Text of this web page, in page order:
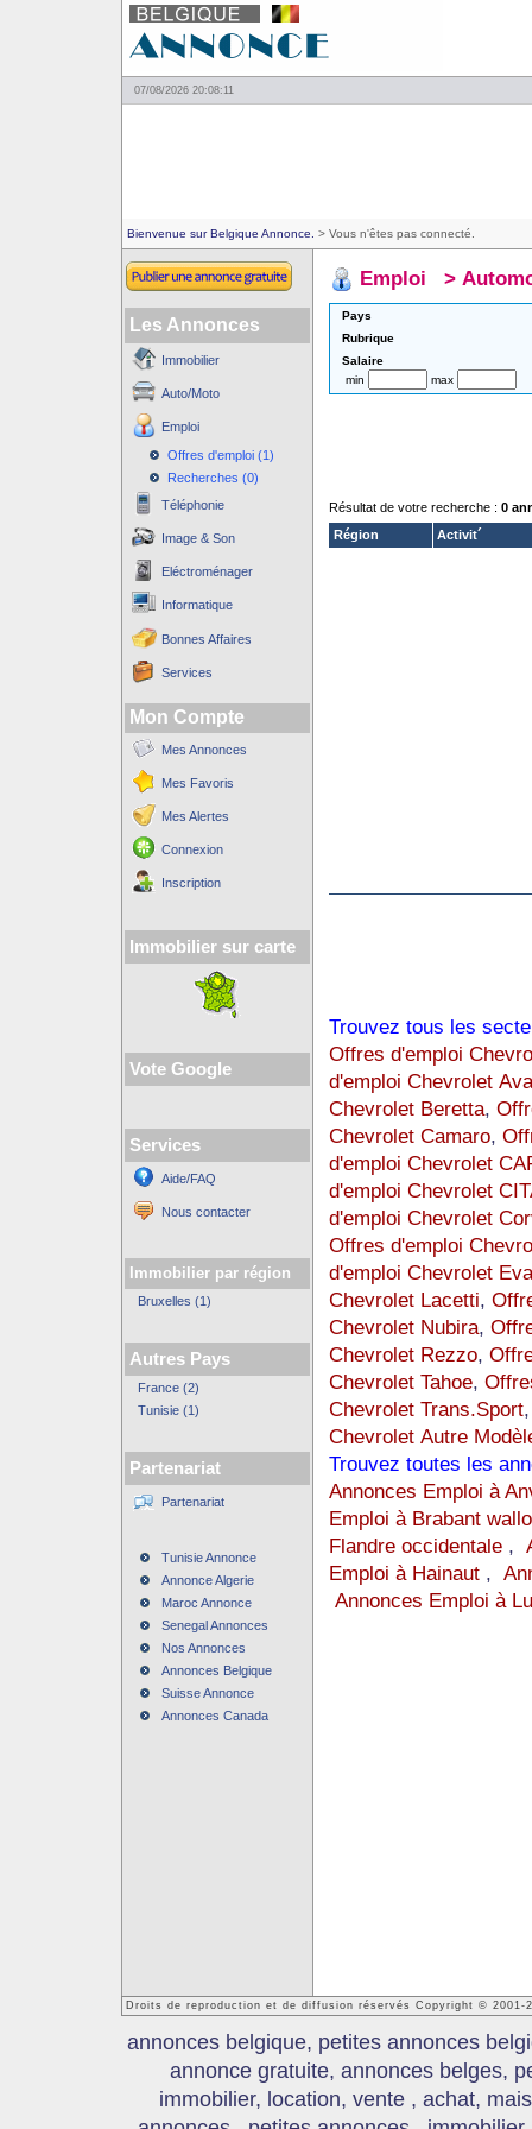
07/08/2026 20:08:11
Bienvenue sur Belgique Annonce. > Vous n'êtes pas connecté.
Les Annonces
Immobilier
Auto/Moto
Emploi
Offres d'emploi (1)
Recherches (0)
Téléphonie
Image & Son
Eléctroménager
Informatique
Bonnes Affaires
Services
Mon Compte
Mes Annonces
Mes Favoris
Mes Alertes
Connexion
Inscription
Immobilier sur carte
Vote Google
Services
Aide/FAQ
Nous contacter
Immobilier par région
Bruxelles (1)
Autres Pays
France (2)
Tunisie (1)
Partenariat
Partenariat
Tunisie Annonce
Annonce Algerie
Maroc Annonce
Senegal Annonces
Nos Annonces
Annonces Belgique
Suisse Annonce
Annonces Canada
Emploi >
Pays
Rubrique
Salaire
min
max
Résultat de votre recherche : 0
Région
Activit´
Trouvez tous les
Offres d'emploi
d'emploi Chevrolet
Chevrolet Beretta,
Chevrolet Camaro,
d'emploi Chevrolet
d'emploi Chevrolet
d'emploi Chevrolet
Offres d'emploi
d'emploi Chevrolet
Chevrolet Lacetti,
Chevrolet Nubira,
Chevrolet Rezzo,
Chevrolet Tahoe,
Chevrolet Trans.Sport
Chevrolet Autre
Trouvez toutes les
Annonces Emploi à
Emploi à Brabant
Flandre occidentale,
Emploi à Hainaut,
Annonces Emploi à
Droits de reproduction et de diffusion réservés Copyright © 2001-
annonces belgique, petites annonces
annonce gratuite, annonces belges,
immobilier, location, vente , achat,